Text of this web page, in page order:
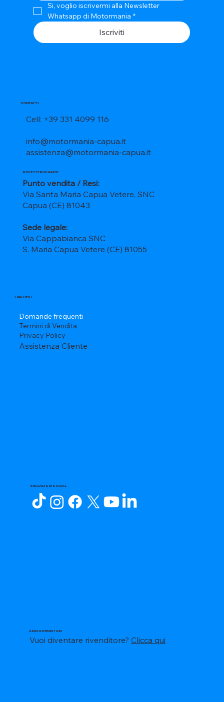
CONTATTI
Cell: +39 331 4099 116
info@motormania-capua.it
assistenza@motormania-capua.it
DOVE CI TROVIAMO?
Punto vendita / Resi:
Via Santa Maria Capua Vetere, SNC
Capua (CE) 81043
Sede legale:
Via Cappabianca SNC
S. Maria Capua Vetere (CE) 81055
LINK UTILI
Domande frequenti
Termini di Vendita
Privacy Policy
Assistenza Cliente
SEGUICI SUI SOCIAL
Si, voglio iscrivermi alla Newsletter
Whatsapp di Motormania *
Iscriviti
AREA RIVENDITORI
Vuoi diventare rivenditore?Clicca qui